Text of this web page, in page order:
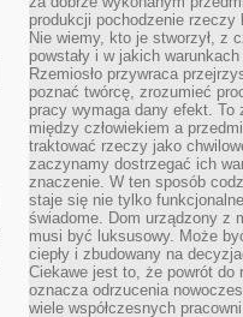
produkcji pochodzenie rzeczy
Nie wiemy, kto je stworzył, z
powstały i w jakich
Rzemiosło przywraca
poznać twórcę, zrozumieć
pracy wymaga dany efekt. To
między człowiekiem a
traktować rzeczy jako
zaczynamy dostrzegać ich
znaczenie. W ten sposób
staje się nie tylko
świadome. Dom urządzony z
musi być luksusowy. Może
ciepły i zbudowany na
Ciekawe jest to, że powrót do
oznacza odrzucenia
wiele współczesnych